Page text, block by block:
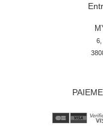
6,